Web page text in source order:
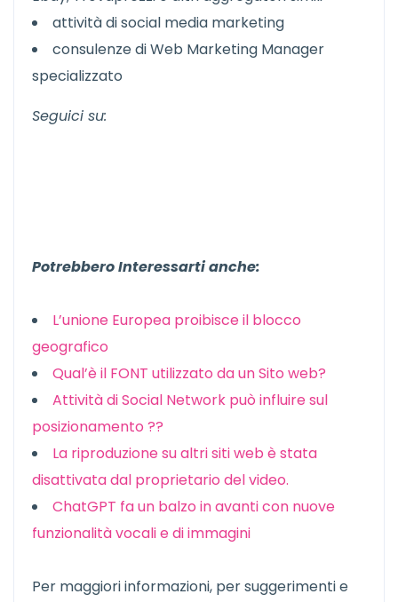
attività di social media marketing
consulenze di Web Marketing Manager
specializzato
Seguici su:
Potrebbero Interessarti anche:
L’unione Europea proibisce il blocco
geografico
Qual’è il FONT utilizzato da un Sito web?
Attività di Social Network può influire sul
posizionamento ??
La riproduzione su altri siti web è stata
disattivata dal proprietario del video.
ChatGPT fa un balzo in avanti con nuove
funzionalità vocali e di immagini
Per maggiori informazioni, per suggerimenti e